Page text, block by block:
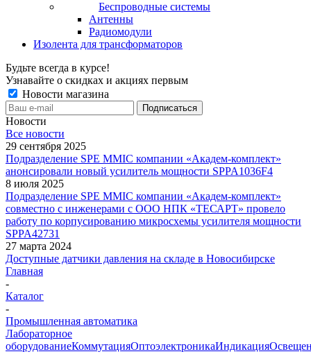
Беспроводные системы
Антенны
Радиомодули
Изолента для трансформаторов
Будьте всегда в курсе!
Узнавайте о скидках и акциях первым
Новости магазина
Новости
Все новости
29 сентября 2025
Подразделение SPE MMIC компании «Академ-комплект»
анонсировали новый усилитель мощности SPPA1036F4
8 июля 2025
Подразделение SPE MMIC компании «Академ-комплект»
совместно с инженерами с ООО НПК «ТЕСАРТ» провело
работу по корпусированию микросхемы усилителя мощности
SPPA42731
27 марта 2024
Доступные датчики давления на складе в Новосибирске
Главная
-
Каталог
-
Промышленная автоматика
Лабораторное
оборудованиеКоммутацияОптоэлектроникаИндикация